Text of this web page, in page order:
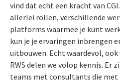
vind dat echt een kracht van
allerlei rollen, verschillende
platforms waarmee je kunt
kun je je ervaringen inbrengen
uitbouwen. Echt waardevol,
RWS delen we volop kennis. Er
teams met consultants die met